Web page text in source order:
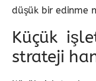
düşük bir edinme
Küçük
strateji